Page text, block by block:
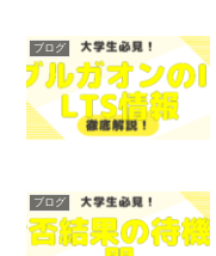
ブログ
ブログ